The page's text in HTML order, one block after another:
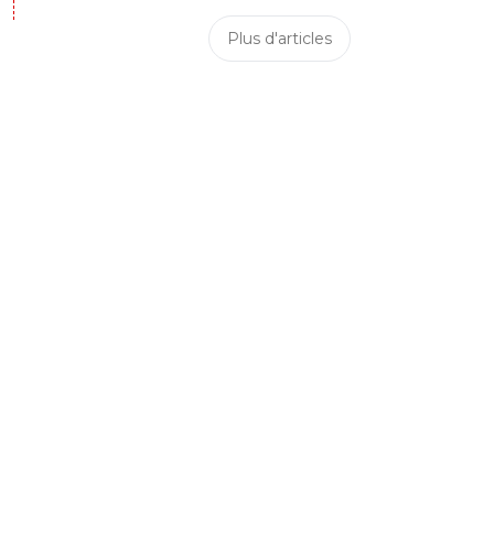
Plus d'articles